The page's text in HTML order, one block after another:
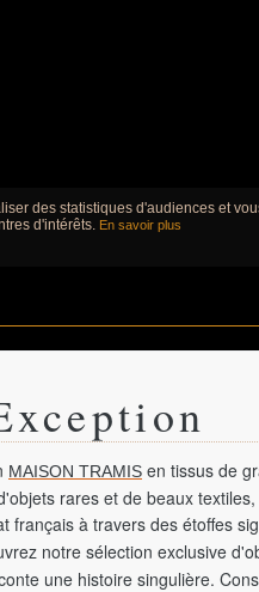
des statistiques d'audiences et
d'intérêts. En savoir plus
MAISON TRAMIS en tissus de
rares et de beaux
français à travers des étoffes
notre sélection exclusive
une histoire singulière.